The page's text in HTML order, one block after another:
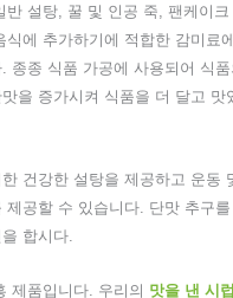
반 설탕, 꿀 및 인공 죽, 팬케이크
식에 추가하기에 적합한 감미료
종종 식품 가공에 사용되어 식품
을 증가시켜 식품을 더 달고 맛
건강한 설탕을 제공하고 운동
제공할 수 있습니다. 단맛 추구를
합시다.
제품입니다. 우리의 맛을 낸 시럽